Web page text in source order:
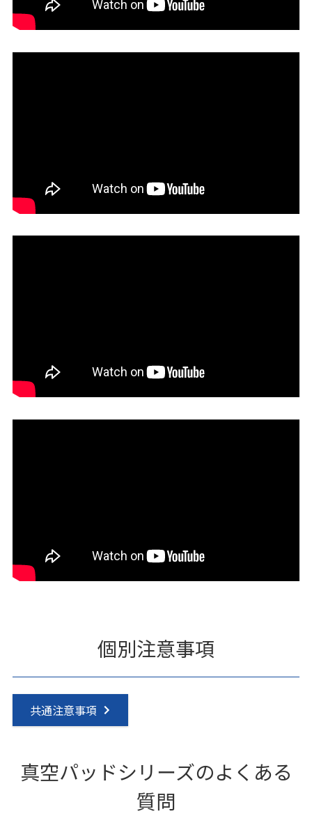
個別注意事項
共通注意事項
真空パッドシリーズのよくある
質問